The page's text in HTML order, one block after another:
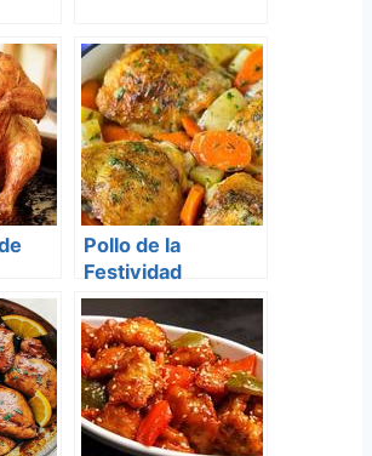
Pollo de la
Festividad